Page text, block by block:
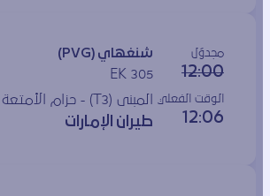
مجدوَل
12:00
شنغهاي (PVG)
EK 305
الوقت الفعلي
12:06
المبنى (T3) - حزام الأمتعة (11)
طيران الإمارات